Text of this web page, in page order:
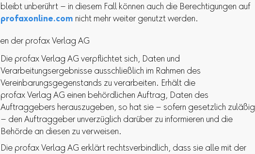
bleibt unberührt – in diesem Fall können auch die Berechtigungen auf
profaxonline.com nicht mehr weiter genutzt werden.
der profax Verlag AG
Die profax Verlag AG verpflichtet sich, Daten und
Verarbeitungsergebnisse ausschließlich im Rahmen des
Vereinbarungsgegenstands zu verarbeiten. Erhält die
profax Verlag AG einen behördlichen Auftrag, Daten des
Auftraggebers herauszugeben, so hat sie – sofern gesetzlich zuläßig
– den Auftraggeber unverzüglich darüber zu informieren und die
Behörde an diesen zu verweisen.
Die profax Verlag AG erklärt rechtsverbindlich, dass sie alle mit der